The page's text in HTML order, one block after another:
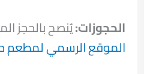
الحجوزات:يُنصح بالحجز
الموقع الرسمي لمطعم